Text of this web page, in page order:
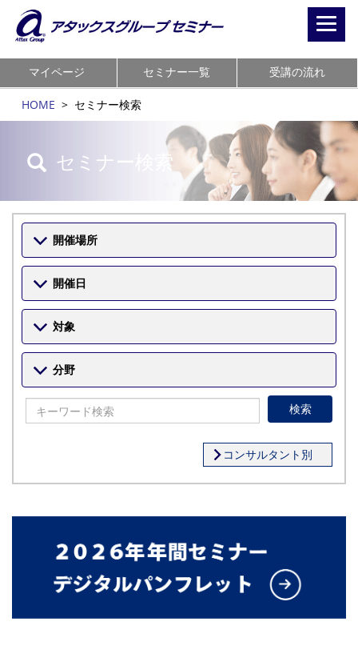
マイページ セミナー一覧 受講の流れ
HOME > セミナー検索
セミナー検索
開催場所
開催日
対象
分野
検索
コンサルタント別